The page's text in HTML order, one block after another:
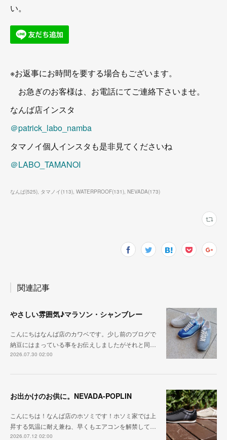
い。
※お返事にお時間を要する場合もございます。
お急ぎのお客様は、お電話にてご連絡下さいませ。
なんば店インスタ
＠patrick_labo_namba
タマノイ個人インスタも是非見てくださいね
＠LABO_TAMANOI
なんば(525) タマノイ(113) WATERPROOF(131) NEVADA(173)
関連記事
やさしい雰囲気♪マラソン・シャンブレー
こんにちはなんば店のカワベです。少し前のブログで
納豆にはまっている事をお伝えしましたがそれと同…
2026.07.30 02:00
お出かけのお供に。NEVADA-POPLIN
こんにちは！なんば店のホソミです！ホソミ家では上
昇する気温に耐え兼ね、早くもエアコンを解禁して…
2026.07.12 02:00